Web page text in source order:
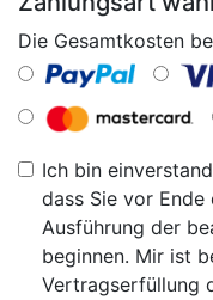
Die Gesamtkosten
Ich bin
dass Sie vor
Ausführung der
beginnen. Mir ist
Vertragserfüllung